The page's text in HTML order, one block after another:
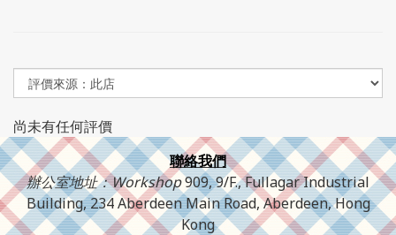
尚未有任何評價
聯絡我們
辦公室地址：Workshop909, 9/F., Fullagar Industrial
Building, 234 Aberdeen Main Road, Aberdeen, Hong
Kong